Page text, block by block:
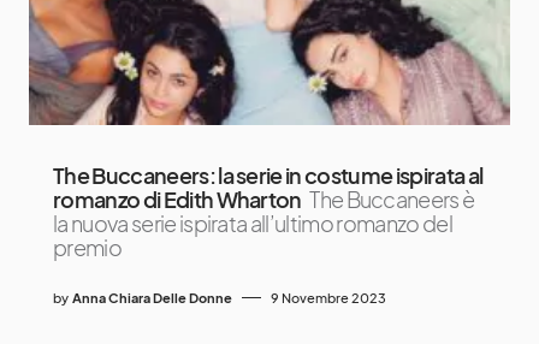
The Buccaneers: la serie in costume ispirata al
romanzo di Edith Wharton The Buccaneers è
la nuova serie ispirata all’ultimo romanzo del
premio
by Anna Chiara Delle Donne 9 Novembre 2023